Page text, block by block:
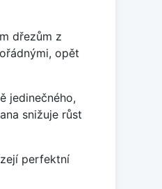
dřezům z
opět
jedinečného,
snižuje růst
perfektní